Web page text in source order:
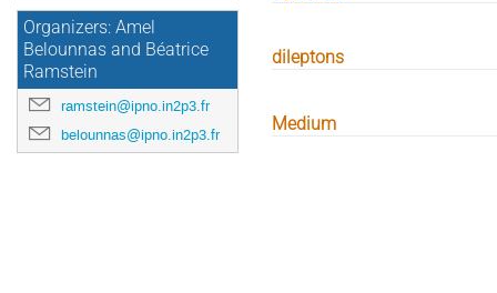
Organizers: Amel
Belounnas and Béatrice
Ramstein
ramstein@ipno.in2p3.fr
belounnas@ipno.in2p3.fr
dileptons
Medium